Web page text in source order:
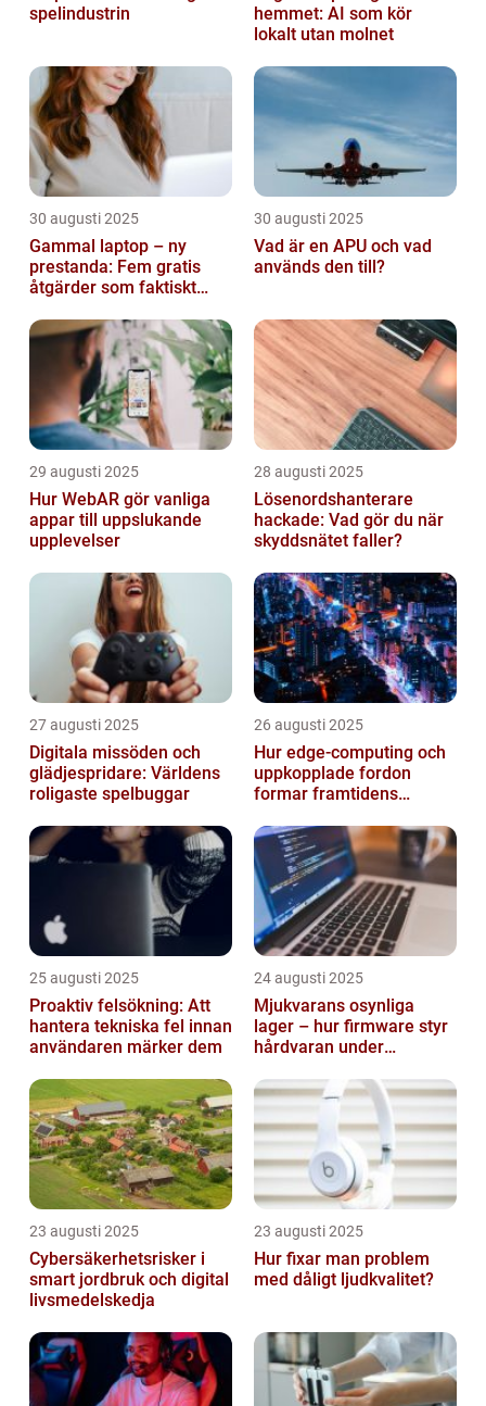
spelindustrin
hemmet: AI som kör
lokalt utan molnet
30 augusti 2025
Gammal laptop – ny
prestanda: Fem gratis
åtgärder som faktiskt
30 augusti 2025
Vad är en APU och vad
används den till?
29 augusti 2025
Hur WebAR gör vanliga
appar till uppslukande
upplevelser
28 augusti 2025
Lösenordshanterare
hackade: Vad gör du när
skyddsnätet faller?
27 augusti 2025
Digitala missöden och
glädjespridare: Världens
roligaste spelbuggar
26 augusti 2025
Hur edge‑computing och
uppkopplade fordon
formar framtidens
25 augusti 2025
Proaktiv felsökning: Att
hantera tekniska fel innan
användaren märker dem
24 augusti 2025
Mjukvarans osynliga
lager – hur firmware styr
hårdvaran under
23 augusti 2025
Cybersäkerhetsrisker i
smart jordbruk och digital
livsmedelskedja
23 augusti 2025
Hur fixar man problem
med dåligt ljudkvalitet?